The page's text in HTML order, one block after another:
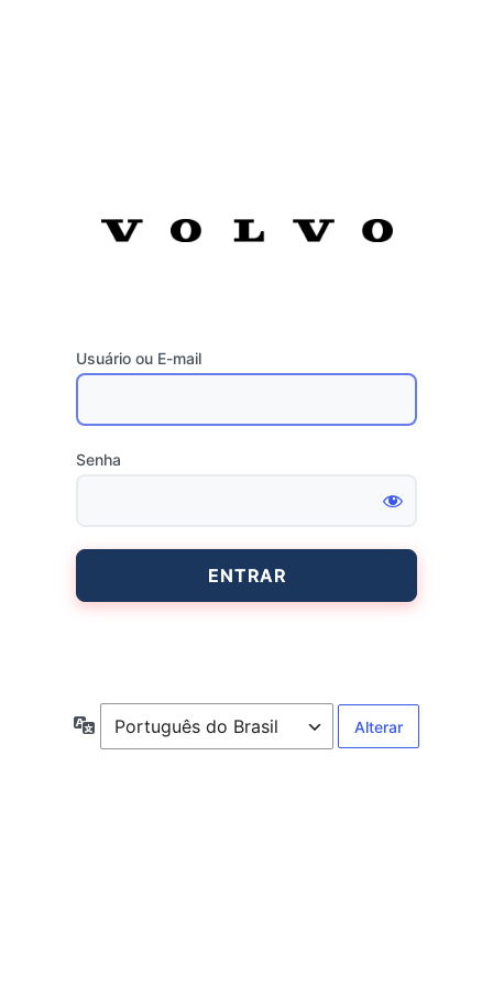
Usuário ou E-mail
Senha
Idioma